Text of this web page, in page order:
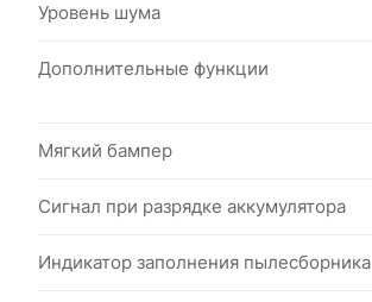
Уровень шума
Дополнительные функции
Мягкий бампер
Сигнал при разрядке аккумулятора
Индикатор заполнения пылесборника